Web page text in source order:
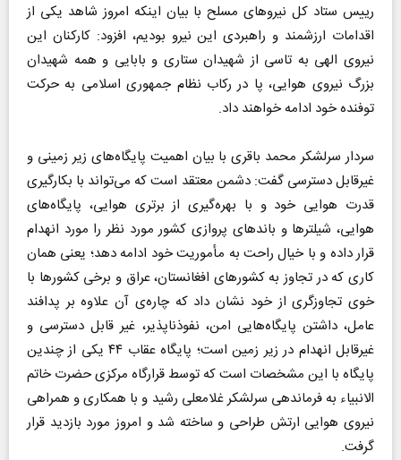
رییس ستاد کل نیروهای مسلح با بیان اینکه امروز شاهد یکی از
اقدامات ارزشمند و راهبردی این نیرو بودیم، افزود: کارکنان این
نیروی الهی به تاسی از شهیدان ستاری و بابایی و همه شهیدان
بزرگ نیروی هوایی، پا در رکاب نظام جمهوری اسلامی به حرکت
توفنده خود ادامه خواهند داد.
سردار سرلشکر محمد باقری با بیان اهمیت پایگاه‌های زیر زمینی و
غیرقابل دسترسی گفت: دشمن معتقد است که می‌تواند با بکارگیری
قدرت هوایی خود و با بهره‌گیری از برتری هوایی، پایگاه‌های
هوایی، شیلترها و باندهای پروازی کشور مورد نظر را مورد انهدام
قرار داده و با خیال راحت به مأموریت خود ادامه دهد؛ یعنی همان
کاری که در تجاوز به کشورهای افغانستان، عراق و برخی کشورها با
خوی تجاوزگری از خود نشان داد که چاره‌ی آن علاوه بر پدافند
عامل، داشتن پایگاه‌هایی امن، نفوذناپذیر، غیر قابل دسترسی و
غیرقابل انهدام در زیر زمین است؛ پایگاه عقاب ۴۴ یکی از چندین
پایگاه با این مشخصات است که توسط قرارگاه مرکزی حضرت خاتم
الانبیاء به فرماندهی سرلشکر غلامعلی رشید و با همکاری و همراهی
نیروی هوایی ارتش طراحی و ساخته شد و امروز مورد بازدید قرار
گرفت.